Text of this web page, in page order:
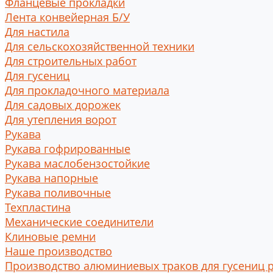
Лента конвейерная Б/У
Для настила
Для сельскохозяйственной техники
Для строительных работ
Для гусениц
Для прокладочного материала
Для садовых дорожек
Для утепления ворот
Рукава
Рукава гофрированные
Рукава маслобензостойкие
Рукава напорные
Рукава поливочные
Техпластина
Механические соединители
Клиновые ремни
Наше производство
Производство алюминиевых траков для гусениц